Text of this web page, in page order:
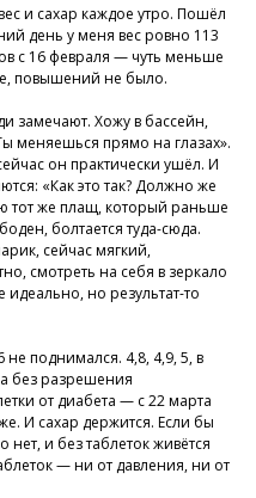
и сахар каждое утро. Пошёл
день у меня вес ровно 113
с 16 февраля — чуть меньше
повышений не было.
замечают. Хожу в бассейн,
меняешься прямо на глазах».
он практически ушёл. И
«Как это так? Должно же
тот же плащ, который раньше
болтается туда-сюда.
сейчас мягкий,
смотреть на себя в зеркало
идеально, но результат-то
поднимался. 4,8, 4,9, 5, в
без разрешения
от диабета — с 22 марта
И сахар держится. Если бы
и без таблеток живётся
— ни от давления, ни от